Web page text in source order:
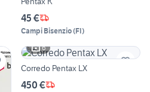
45 €
Campi Bisenzio(FI)
6
Corredo Pentax LX
450 €